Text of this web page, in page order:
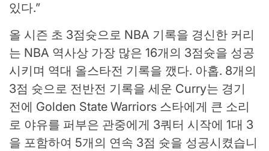
있다.”
올 시즌 초 3점슛으로 NBA 기록을 경신한 커리
는 NBA 역사상 가장 많은 16개의 3점슛을 성공
시키며 역대 올스타전 기록을 깼다. 아홉. 8개의
3점 슛으로 전반전 기록을 세운 Curry는 경기
전에 Golden State Warriors 스타에게 큰 소리
로 야유를 퍼부은 관중에게 3쿼터 시작에 1대 3
을 포함하여 5개의 연속 3점 ​​슛을 성공시켰습니